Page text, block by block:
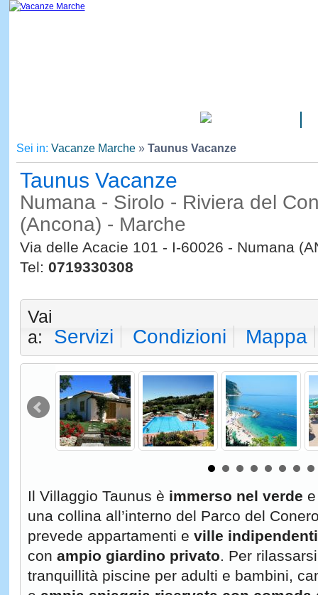
Sei in: Vacanze Marche» Taunus Vacanze
Taunus Vacanze
Numana - Sirolo - Riviera del
(Ancona) - Marche
Via delle Acacie 101 - I-60026 - Numana
Tel: 0719330308
Vai
a:
Servizi Condizioni Mappa
Il Villaggio Taunus è immerso nel verde
una collina all’interno del Parco del
prevede appartamenti e ville indipendenti
con ampio giardino privato. Per
tranquillità piscine per adulti e bambini,